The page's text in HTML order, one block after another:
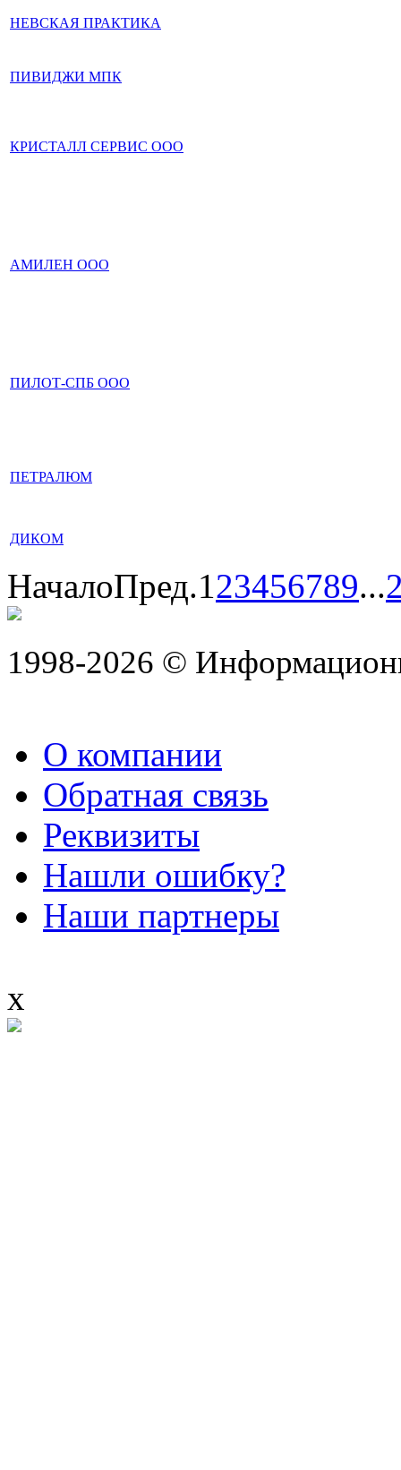
НЕВСКАЯ ПРАКТИКА
ПИВИДЖИ МПК
КРИСТАЛЛ СЕРВИС ООО
АМИЛЕН ООО
ПИЛОТ-СПБ ООО
ПЕТРАЛЮМ
ДИКОМ
НачалоПред.123456789...
1998-2026 ©
О компании
Обратная связь
Реквизиты
Нашли ошибку?
Наши партнеры
x